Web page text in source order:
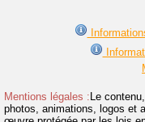
Mentions légales :Le
photos, animations, logos et